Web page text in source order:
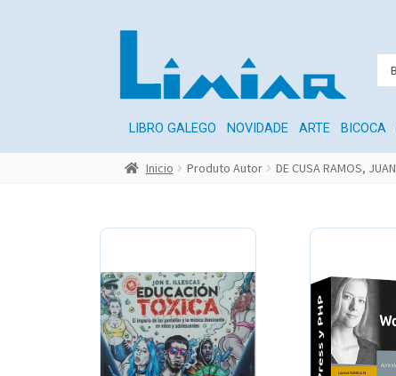
LIBRO GALEGO NOVIDADE ARTE BICOCA
Inicio Produto Autor DE CUSA RAMOS, JUAN